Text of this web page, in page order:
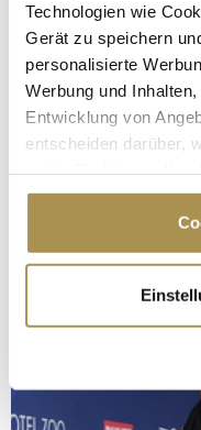
Technologien wie
Gerät zu speichern
personalisierte
Werbung und
Entwicklung von
entscheiden darüber,
Cookie-Erklärung
Trigger Symbol
Informationen
erfassen, welche
bestimmten